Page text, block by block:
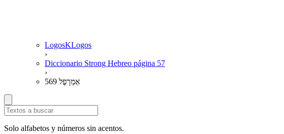
LogosKLogos
›
Diccionario Strong Hebreo página 57
›
569 אַמְרָפֶל
Solo alfabetos y números sin acentos.